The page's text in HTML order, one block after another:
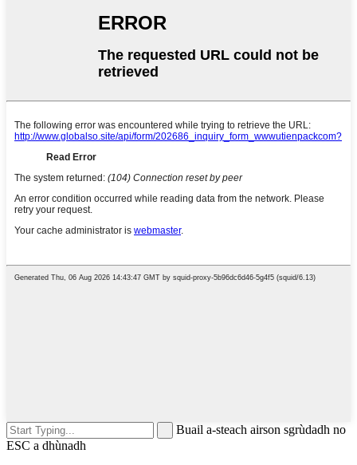
Buail a-steach airson sgrùdadh no
ESC a dhùnadh